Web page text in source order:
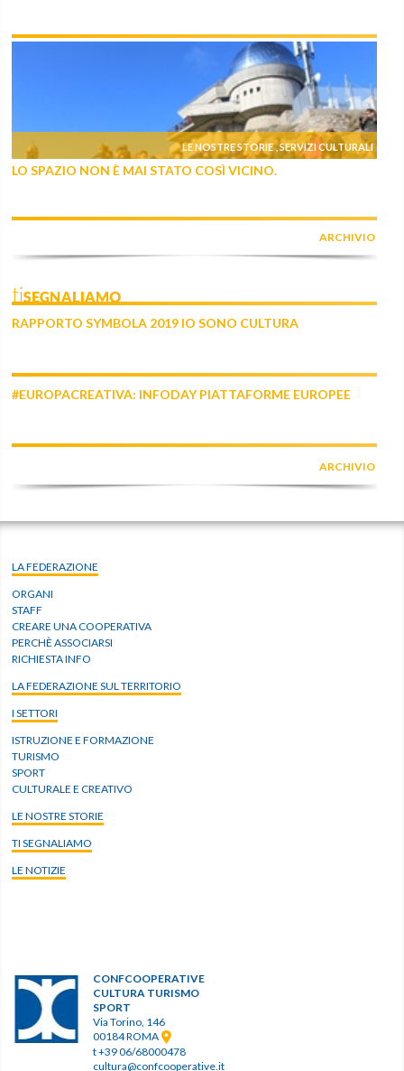
LE NOSTRE STORIE ,SERVIZI CULTURALI
LO SPAZIO NON È MAI STATO COSÌ VICINO.
ARCHIVIO
tiSEGNALIAMO
RAPPORTO SYMBOLA 2019 IO SONO CULTURA
#EUROPACREATIVA: INFODAY PIATTAFORME EUROPEE
ARCHIVIO
LA FEDERAZIONE
ORGANI
STAFF
CREARE UNA COOPERATIVA
PERCHÈ ASSOCIARSI
RICHIESTA INFO
LA FEDERAZIONE SUL TERRITORIO
I SETTORI
ISTRUZIONE E FORMAZIONE
TURISMO
SPORT
CULTURALE E CREATIVO
LE NOSTRE STORIE
TI SEGNALIAMO
LE NOTIZIE
CONFCOOPERATIVE
CULTURA TURISMO
SPORT
Via Torino, 146
00184 ROMA
t +39 06/68000478
cultura@confcooperative.it